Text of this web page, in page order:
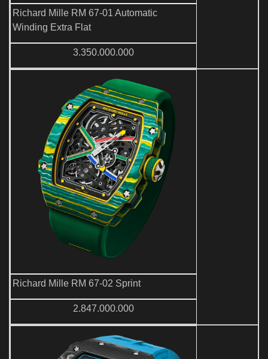
Richard Mille RM 67-01 Automatic
Winding Extra Flat
3.350.000.000
Richard Mille RM 67-02 Sprint
2.847.000.000